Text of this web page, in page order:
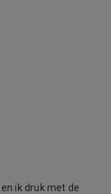
ik druk met de